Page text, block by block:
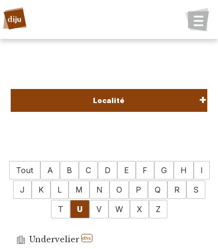
Localité
Tout A B C D E F G H
I
J
K L M N O P Q R
S
T
U V W X Z
Undervelier dhs